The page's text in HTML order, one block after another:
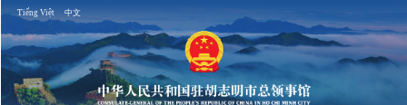
Tiếng Việt 中文